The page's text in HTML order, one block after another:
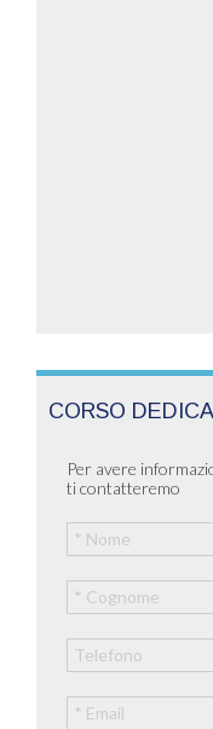
CORSO
Per avere
ti contatteremo